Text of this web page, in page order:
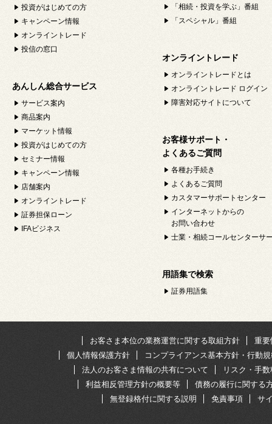
投資がはじめての方
キャンペーン情報
オンライントレード
投信の窓口
あんしん総合サービス
サービス案内
商品案内
マーケット情報
投資がはじめての方
セミナー情報
キャンペーン情報
店舗案内
オンライントレード
証券担保ローン
IFAビジネス
「相続・投資を学ぶ」番組
「スペシャル」番組
オンライントレード
オンライントレードとは
オンライントレード ログイン
障害対応サイトについて
お客様サポート・
よくあるご質問
各種お手続き
よくあるご質問
カスタマーサポートセンター
インターネットからの
お問い合わせ
士業・相続コールセンターサ
用語集で検索
証券用語集
お客さま本位の業務運営に関する取組方針
重要
個人情報保護方針
コンプライアンス基本方針・行動
法人のお客さま情報の共有について
リスク・手
利益相反管理方針の概要等
債務の履行に関する
無登録格付に関する説明
免責事項 サ